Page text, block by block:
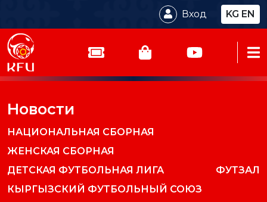
Вход KG EN
Новости
НАЦИОНАЛЬНАЯ СБОРНАЯ
ЖЕНСКАЯ СБОРНАЯ
ДЕТСКАЯ ФУТБОЛЬНАЯ ЛИГА
ФУТЗАЛ
КЫРГЫЗСКИЙ ФУТБОЛЬНЫЙ СОЮЗ